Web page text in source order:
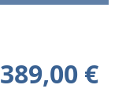
389,00 €